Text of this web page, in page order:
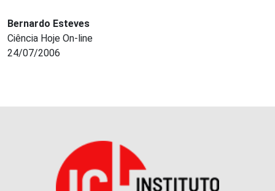
Bernardo Esteves
Ciência Hoje On-line
24/07/2006